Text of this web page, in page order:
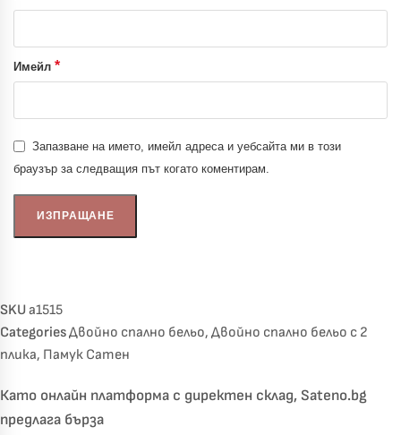
Имейл *
Запазване на името, имейл адреса и уебсайта ми в този
браузър за следващия път когато коментирам.
SKUa1515
CategoriesДвойно спално бельо, Двойно спално бельо с 2
плика, Памук Сатен
Като онлайн платформа с директен склад, Sateno.bg
предлага бърза